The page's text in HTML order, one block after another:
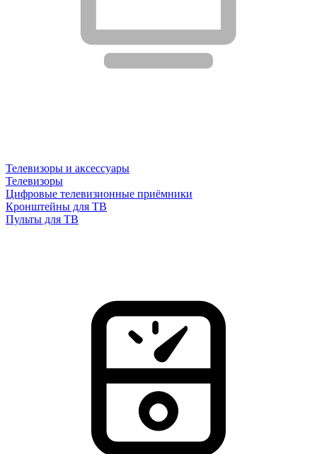
Телевизоры и аксессуары
Телевизоры
Цифровые телевизионные приёмники
Кронштейны для ТВ
Пульты для ТВ